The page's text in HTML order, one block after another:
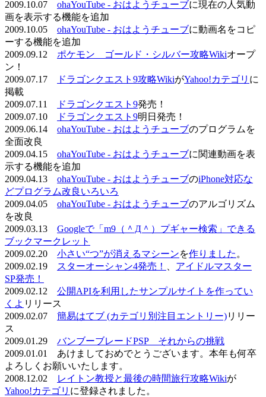
2009.10.07 ohaYouTube - おはようチューブに現在の人気動
画を表示する機能を追加
2009.10.05 ohaYouTube - おはようチューブに動画名をコピ
ーする機能を追加
2009.09.12 ポケモン ゴールド・シルバー攻略Wikiオープ
ン！
2009.07.17
ドラゴンクエスト9攻略WikiがYahoo!カテゴリ に
掲載
2009.07.11
ドラゴンクエスト9発売！
2009.07.10
ドラゴンクエスト9明日発売！
2009.06.14 ohaYouTube - おはようチューブのプログラムを
全面改良
2009.04.15 ohaYouTube - おはようチューブに関連動画を表
示する機能を追加
2009.04.13 ohaYouTube - おはようチューブのiPhone対応な
どプログラム改良いろいろ
2009.04.05 ohaYouTube - おはようチューブのアルゴリズム
を改良
2009.03.13 Googleで「m9（＾Д＾）プギャー検索」できる
ブックマークレット
2009.02.20 小さい“つ”が消えるマシーンを作りました 。
2009.02.19
スターオーシャン4発売！
アイドルマスター
SP発売！
2009.02.12 公開APIを利用したサンプルサイトを作ってい
くよ リリース
2009.02.07 簡易はてブ (カテゴリ別注目エントリー)リリー
ス
2009.01.29 バンブーブレードPSP それからの挑戦
2009.01.01 あけましておめでとうございます。本年も何卒
よろしくお願いいたします。
2008.12.02
レイトン教授と最後の時間旅行攻略Wikiが
Yahoo!カテゴリ に登録されました。